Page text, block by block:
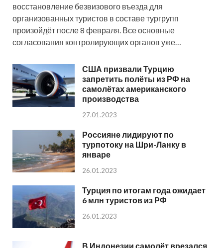
восстановление безвизового въезда для
организованных туристов в составе тургрупп
произойдёт после 8 февраля. Все основные
согласования контролирующих органов уже…
США призвали Турцию
запретить полёты из РФ на
самолётах американского
производства
27.01.2023
Россияне лидируют по
турпотоку на Шри-Ланку в
январе
26.01.2023
Турция по итогам года ожидает
6 млн туристов из РФ
26.01.2023
В Индонезии самолёт врезался